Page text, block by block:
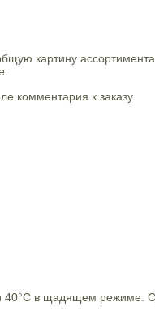
картину
комментария к заказу.
40°С в щадящем режиме.